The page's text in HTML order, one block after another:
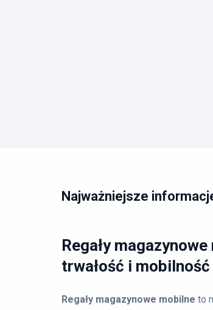
Najważniejsze
Regały
trwałość i
Regały magazynowe mobilne to